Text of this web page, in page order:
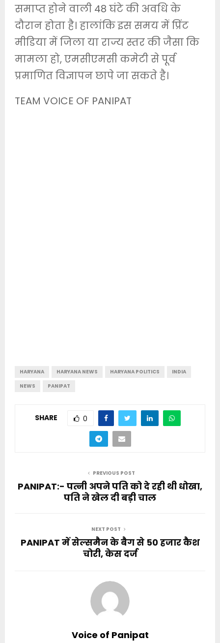
समाप्त होने वाली 48 घंटे की अवधि के
दौरान होता है। हालांकि इस समय में प्रिंट
मीडिया में जिला या राज्य स्तर की जैसा कि
मामला हो, एमसीएमसी कमेटी से पूर्व
प्रमाणित विज्ञापन छापे जा सकते है।
TEAM VOICE OF PANIPAT
HARYANA HARYANA NEWS HARYANA POLITICS
INDIA
NEWS
PANIPAT
SHARE 0
PREVIOUS POST
PANIPAT:- पत्नी अपने पति को दे रही थी धोखा,
पति ने खेल दी बड़ी चाल
NEXT POST
PANIPAT में सेल्समैन के बैग से 50 हजार कैश
चोरी, केस दर्ज
Voice of Panipat